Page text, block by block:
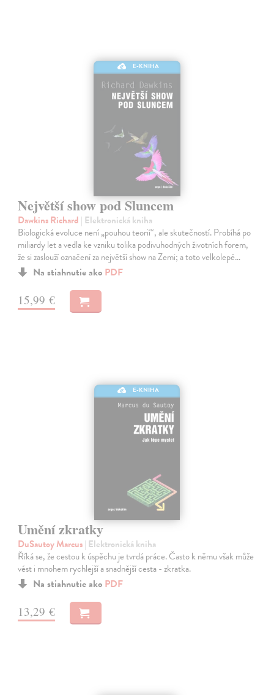
E-KNIHA
Největší show pod Sluncem
Dawkins Richard | Elektronická kniha
Biologická evoluce není „pouhou teorií“, ale skutečností. Probíhá po
miliardy let a vedla ke vzniku tolika podivuhodných životních forem,
že si zaslouží označení za největší show na Zemi; a toto velkolepé…
Na stiahnutie ako PDF
15,99 €
E-KNIHA
Umění zkratky
DuSautoy Marcus| Elektronická kniha
Říká se, že cestou k úspěchu je tvrdá práce. Často k němu však může
vést i mnohem rychlejší a snadnější cesta - zkratka.
Na stiahnutie ako PDF
13,29 €